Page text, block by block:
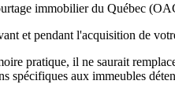
immobilier du Québec
et pendant l'acquisition de
pratique, il ne saurait
spécifiques aux immeubles